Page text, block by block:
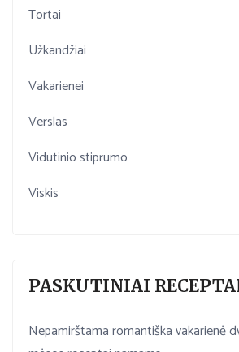
Tortai
Užkandžiai
Vakarienei
Verslas
Vidutinio stiprumo
Viskis
PASKUTINIAI
Nepamirštama romantiška vakarienė